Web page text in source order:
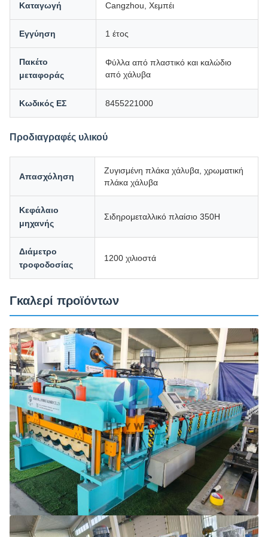
Καταγωγή Cangzhou, Χεμπέι
Εγγύηση 1 έτος
Πακέτο
μεταφοράς
Φύλλα από πλαστικό και καλώδιο
από χάλυβα
Κωδικός ΕΣ 8455221000
Προδιαγραφές υλικού
Απασχόληση
Ζυγισμένη πλάκα χάλυβα, χρωματική
πλάκα χάλυβα
Κεφάλαιο
μηχανής
Σιδηρομεταλλικό πλαίσιο 350H
Διάμετρο
τροφοδοσίας
1200 χιλιοστά
Γκαλερί προϊόντων